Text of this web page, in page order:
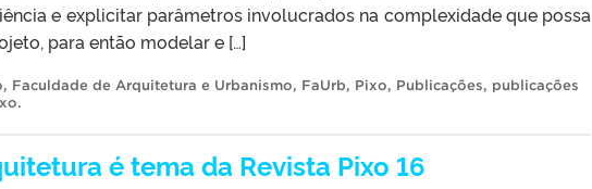
e explicitar parâmetros involucrados na complexidade que possa
para então modelar e […]
, Faculdade de Arquitetura e Urbanismo, FaUrb, Pixo, Publicações, publicações
.
é tema da Revista Pixo 16